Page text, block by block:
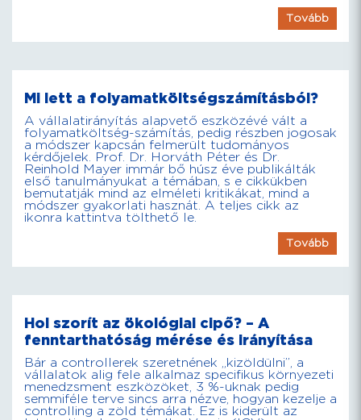
Tovább
Mi lett a folyamatköltségszámításból?
A vállalatirányítás alapvető eszközévé vált a
folyamatköltség-számítás, pedig részben jogosak
a módszer kapcsán felmerült tudományos
kérdőjelek. Prof. Dr. Horváth Péter és Dr.
Reinhold Mayer immár bő húsz éve publikálták
első tanulmányukat a témában, s e cikkükben
bemutatják mind az elméleti kritikákat, mind a
módszer gyakorlati hasznát. A teljes cikk az
ikonra kattintva tölthető le.
Tovább
Hol szorít az ökológiai cipő? – A
fenntarthatóság mérése és irányítása
Bár a controllerek szeretnének „kizöldülni”, a
vállalatok alig fele alkalmaz specifikus környezeti
menedzsment eszközöket, 3 %-uknak pedig
semmiféle terve sincs arra nézve, hogyan kezelje a
controlling a zöld témákat. Ez is kiderült az